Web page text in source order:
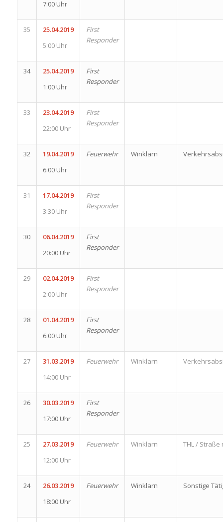
7:00 Uhr
35
25.04.2019
5:00 Uhr
First
Responder
34
25.04.2019
1:00 Uhr
First
Responder
33
23.04.2019
22:00 Uhr
First
Responder
32
19.04.2019
6:00 Uhr
Feuerwehr Winklarn
31
17.04.2019
3:30 Uhr
First
Responder
30
06.04.2019
20:00 Uhr
First
Responder
29
02.04.2019
2:00 Uhr
First
Responder
28
01.04.2019
6:00 Uhr
First
Responder
27
31.03.2019
14:00 Uhr
Feuerwehr Winklarn
26
30.03.2019
17:00 Uhr
First
Responder
25
27.03.2019
12:00 Uhr
Feuerwehr Winklarn THL / Straße
24
26.03.2019
18:00 Uhr
Feuerwehr Winklarn Sonstige